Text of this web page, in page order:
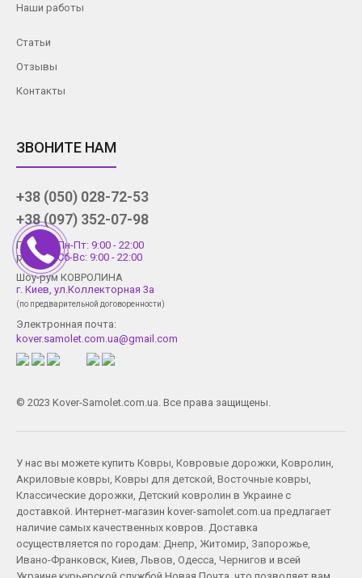
Наши работы
Статьи
Отзывы
Контакты
ЗВОНИТЕ НАМ
+38 (050) 028-72-53
+38 (097) 352-07-98
График
работы
Пн-Пт: 9:00 - 22:00
Сб-Вс: 9:00 - 22:00
Шоу-рум КОВРОЛИНА
г. Киев, ул.Коллекторная 3а
(по предварительной договоренности)
Электронная почта:
kover.samolet.com.ua@gmail.com
© 2023 Kover-Samolet.com.ua. Все права защищены.
У нас вы можете купить Ковры Ковровые дорожки Ковролин
Акриловые ковры Ковры для детской Восточные ковры
Классические дорожки Детский ковролин в Украине с
доставкой. Интернет-магазин kover-samolet.com.ua предлагает
наличие самых качественных ковров. Доставка
осуществляется по городам: Днепр Житомир Запорожье
Ивано-Франковск Киев Львов Одесса Чернигов и всей